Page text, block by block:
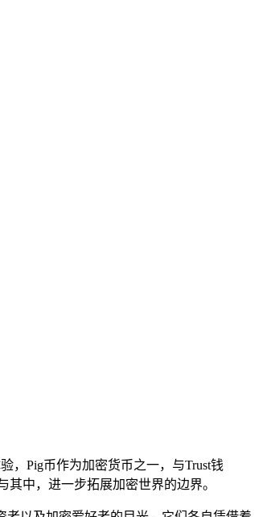
，Pig币作为加密货币之一，与Trust钱
中，进一步拓展加密世界的边界。